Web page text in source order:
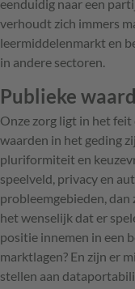
eenduidig naar een
verhoudt zich immers
leermiddelenmarkt en
in andere sectoren.
Publieke
Onze zorg ligt in het
waarden in het geding
pluriformiteit en
speelveld, privacy en
probleemgebieden,
het wenselijk dat er
positie innemen in een
marktlagen? En zijn er
stellen aan